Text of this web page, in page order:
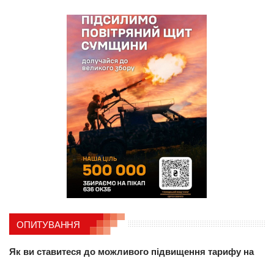
ОПИТУВАННЯ
Як ви ставитеся до можливого підвищення тарифу на